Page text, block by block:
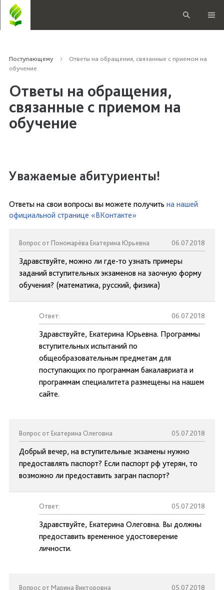
Поступающему
Ответы на обращения, связанные с приемом на
обучение
Ответы на обращения,
связанные с приемом на
обучение
Уважаемые абитуриенты!
Ответы на свои вопросы вы можете получить на нашей
официальной странице «ВКонтакте»
Вопрос от Пономарёва Екатерина Юрьевна 06.07.2018
Здравствуйте, можно ли где-то узнать примеры
заданий вступительных экзаменов на заочную форму
обучения? (математика, русский, физика)
Ответ: 06.07.2018
Здравствуйте, Екатерина Юрьевна. Программы
вступительных испытаний по
общеобразовательным предметам для
поступающих по программам бакалавриата и
программам специалитета размещены на нашем
сайте.
Вопрос от Екатерина Олеговна 05.07.2018
Добрый вечер, на вступительные экзамены нужно
предоставлять паспорт? Если паспорт рф утерян, то
возможно ли предоставить загран паспорт?
Ответ: 05.07.2018
Здравствуйте, Екатерина Олеговна. Вы должны
предоставить временное удостоверение
личности.
Вопрос от Марина Викторовна 05.07.2018